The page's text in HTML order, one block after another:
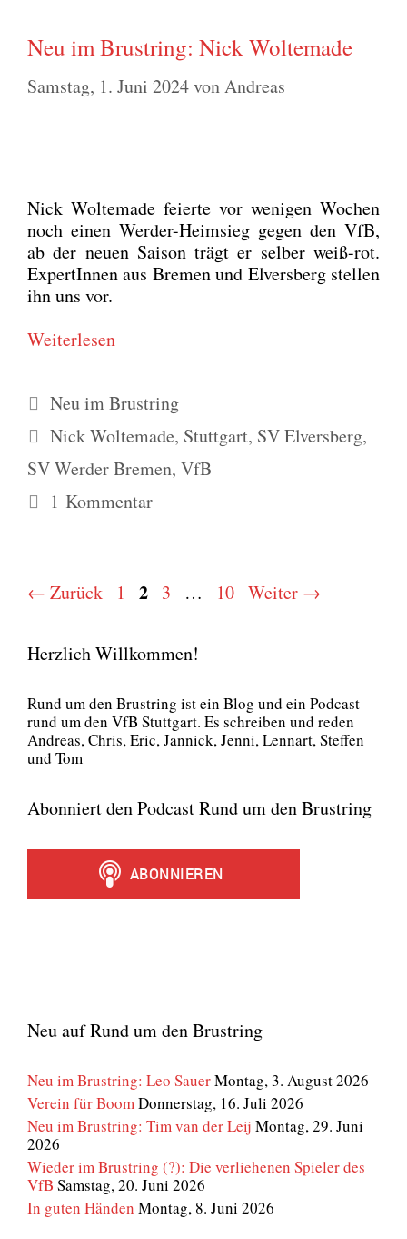
Neu im Brustring: Nick Woltemade
Samstag, 1. Juni 2024vonAndreas
Nick Wol­te­ma­de fei­er­te vor weni­gen Wochen
noch einen Wer­der-Heim­sieg gegen den VfB,
ab der neu­en Sai­son trägt er sel­ber weiß-rot.
Exper­tIn­nen aus Bre­men und Elvers­berg stel­len
ihn uns vor.
Wei­ter­le­sen
Kategorien
Neu im Brustring
Schlagwörter
Nick Woltemade, Stuttgart, SV Elversberg,
SV Werder Bremen, VfB
1 Kommentar
← Zurück Seite
1 Seite
2 Seite
3 … Seite
10 Weiter →
Herzlich Willkommen!
Rund um den Brust­ring ist ein Blog und ein Pod­cast
rund um den VfB Stutt­gart. Es schrei­ben und reden
Andre­as, Chris, Eric, Jan­nick, Jen­ni, Lenn­art, Stef­fen
und Tom
Abonniert den Podcast Rund um den Brustring
Neu auf Rund um den Brustring
Neu im Brustring: Leo SauerMontag, 3. August 2026
Verein für BoomDonnerstag, 16. Juli 2026
Neu im Brustring: Tim van der Leij Montag, 29. Juni
2026
Wieder im Brustring (?): Die verliehenen Spieler des
VfB Samstag, 20. Juni 2026
In guten Händen Montag, 8. Juni 2026